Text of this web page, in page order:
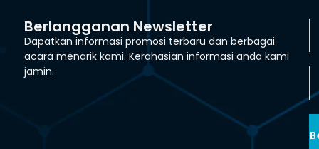
Berlangganan Newsletter
Dapatkan informasi promosi terbaru dan berbagai
acara menarik kami. Kerahasian informasi anda kami
jamin.